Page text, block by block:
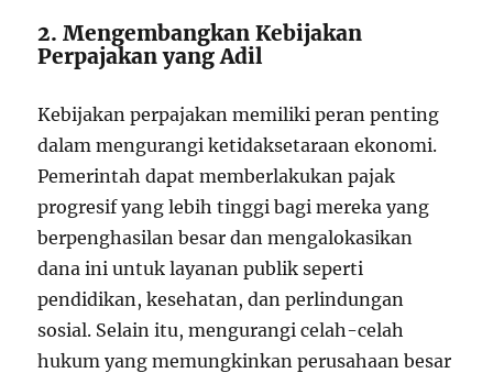
2. Mengembangkan Kebijakan
Perpajakan yang Adil
Kebijakan perpajakan memiliki peran penting
dalam mengurangi ketidaksetaraan ekonomi.
Pemerintah dapat memberlakukan pajak
progresif yang lebih tinggi bagi mereka yang
berpenghasilan besar dan mengalokasikan
dana ini untuk layanan publik seperti
pendidikan, kesehatan, dan perlindungan
sosial. Selain itu, mengurangi celah-celah
hukum yang memungkinkan perusahaan besar